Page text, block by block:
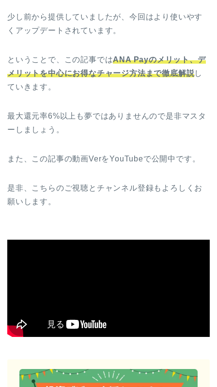
少し前から提供していましたが、今回はより使いやす
くアップデートされています。
ということで、この記事ではANA Payのメリット、デ
メリットを中心にお得なチャージ方法まで徹底解説し
ていきます。
最大還元率6%以上も夢ではありませんので是非マスタ
ーしましょう。
また、この記事の動画VerをYouTubeで公開中です。
是非、こちらのご視聴とチャンネル登録もよろしくお
願いします。